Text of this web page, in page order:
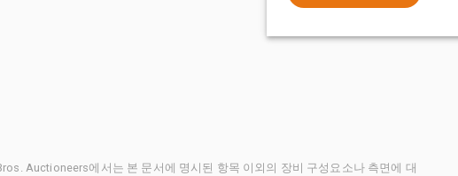
Auctioneers에서는 본 문서에 명시된 항목 이외의 장비 구성요소나 측면에 대